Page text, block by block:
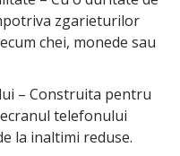
zgarieturilor
chei, monede sau
– Construita pentru
telefonului
la inaltimi reduse.